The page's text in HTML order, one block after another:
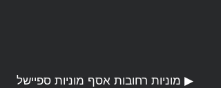
▶ מוניות רחובות אסף מוניות ספיישל